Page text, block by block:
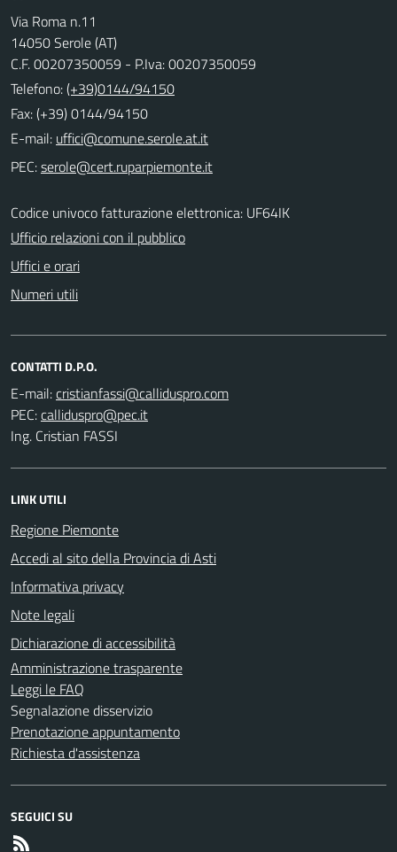
Via Roma n.11
14050 Serole (AT)
C.F. 00207350059 - P.Iva: 00207350059
Telefono:(+39)0144/94150
Fax: (+39) 0144/94150
E-mail:
PEC:
Codice univoco fatturazione elettronica: UF64IK
Ufficio relazioni con il pubblico
Uffici e orari
Numeri utili
CONTATTI D.P.O.
E-mail:
PEC:
Ing. Cristian FASSI
LINK UTILI
Regione Piemonte
Accedi al sito della Provincia di Asti
Informativa privacy
Note legali
Dichiarazione di accessibilità
Amministrazione trasparente
Leggi le FAQ
Segnalazione disservizio
Prenotazione appuntamento
Richiesta d'assistenza
SEGUICI SU